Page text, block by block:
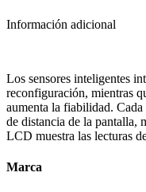
Información adicional
Los sensores inteligentes
reconfiguración, mientras
aumenta la fiabilidad. Cada
de distancia de la pantalla,
LCD muestra las lecturas
Marca